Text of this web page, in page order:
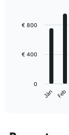
The
Jän Feb
0
€ 400
€ 800